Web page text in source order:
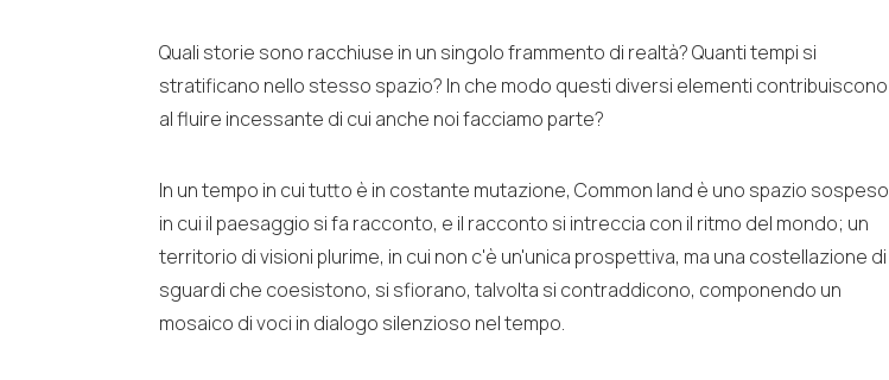
Quali storie sono racchiuse in un singolo frammento di realtà? Quanti tempi si
stratificano nello stesso spazio? In che modo questi diversi elementi contribuiscono
al fluire incessante di cui anche noi facciamo parte?
In un tempo in cui tutto è in costante mutazione, Common land è uno spazio sospeso
in cui il paesaggio si fa racconto, e il racconto si intreccia con il ritmo del mondo; un
territorio di visioni plurime, in cui non c'è un'unica prospettiva, ma una costellazione di
sguardi che coesistono, si sfiorano, talvolta si contraddicono, componendo un
mosaico di voci in dialogo silenzioso nel tempo.